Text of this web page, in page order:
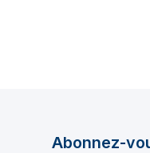
Abonnez-